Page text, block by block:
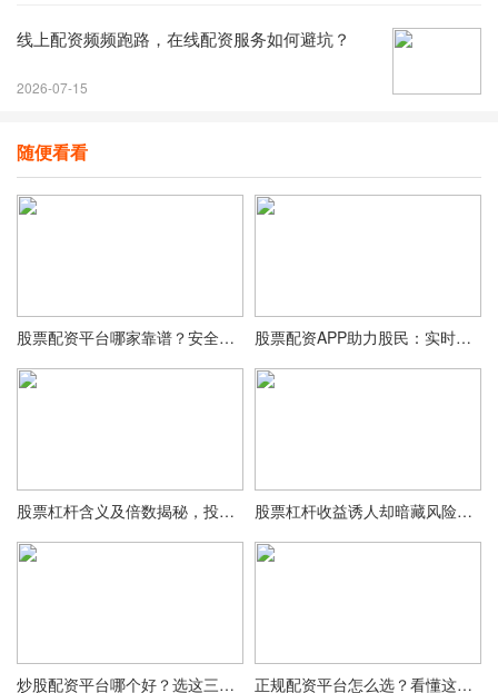
线上配资频频跑路，在线配资服务如何避坑？
2026-07-15
随便看看
股票配资平台哪家靠谱？安全排行榜前5强对比评测 股票配资APP助力股民：实时了解行情，便捷购买股票，不错过新闻
股票杠杆含义及倍数揭秘，投资前必看 股票杠杆收益诱人却暗藏风险，投资者需谨慎
炒股配资平台哪个好？选这三家实盘合规最稳 正规配资平台怎么选？看懂这几点，投资安全又高效